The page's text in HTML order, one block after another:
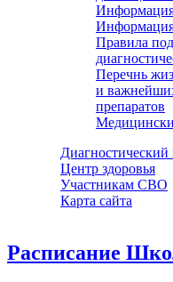
Правила
Перечнь
и
препаратов
Диагностический
Центр здоровья
Участникам СВО
Карта сайта
Расписание